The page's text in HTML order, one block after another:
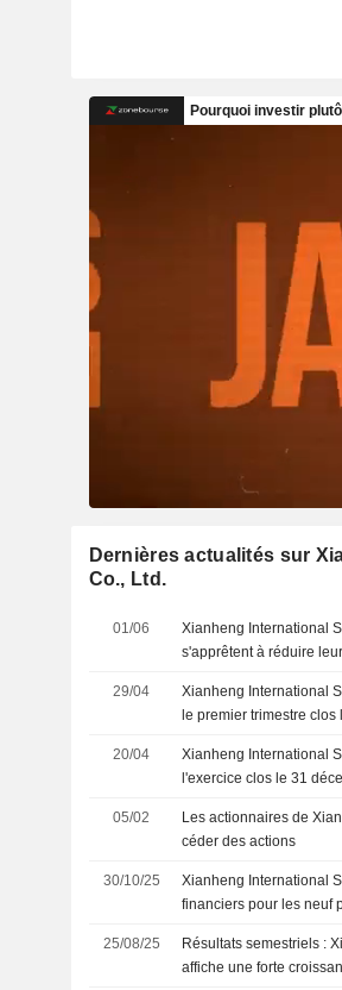
Dernières actualités sur
Co., Ltd.
01/06
Xianheng International
s'apprêtent à réduire
29/04
Xianheng International
le premier trimestre clos
20/04
Xianheng International
l'exercice clos le 31
05/02
Les actionnaires de
céder des actions
30/10/25
Xianheng International
financiers pour les neuf
25/08/25
Résultats semestriels :
affiche une forte